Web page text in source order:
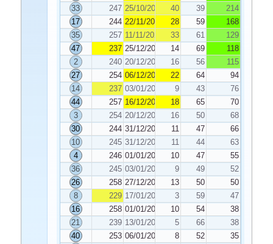
33
247 25/10/2023 40 39
214
17
244 22/11/2023 28 59
168
35
257 11/11/2023 33 61
129
47
237 25/12/2023 14 69
118
2
240 20/12/2023 16 56
115
27
254 06/12/2023 22 64
94
14
237 03/01/2024 9 43
76
44
257 16/12/2023 18 65
70
3
254 20/12/2023 16 50
68
30
244 31/12/2023 11 47
66
10
245 31/12/2023 11 44
63
4
246 01/01/2024 10 47
55
36
245 03/01/2024 9 49
52
26
258 27/12/2023 13 50
50
8
229 17/01/2024 3 59
47
16
258 01/01/2024 10 54
38
21
239 13/01/2024 5 66
38
40
253 06/01/2024 8 52
35